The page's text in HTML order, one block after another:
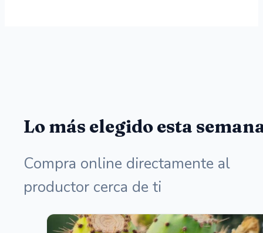
Lo más elegido esta
Compra online directamente al
productor cerca de ti